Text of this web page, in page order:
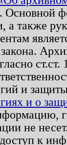
Основной
а также
и
и о
не
к